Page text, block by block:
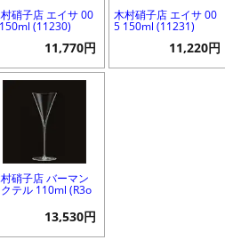
硝子店 エイサ 00
(11230)
11,770円
木村硝子店 エイサ 00
5 150ml (11231)
11,220円
硝子店 バーマン
テル 110ml (R3o
13,530円